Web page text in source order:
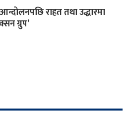
राहत तथा उद्धारमा
ग्रुप’